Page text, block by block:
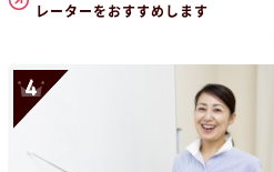
レーターをおすすめします